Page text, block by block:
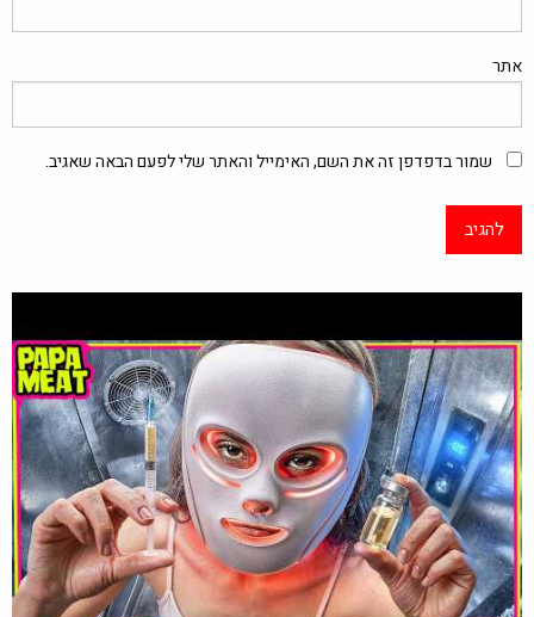
אתר
שמור בדפדפן זה את השם, האימייל והאתר שלי לפעם הבאה שאגיב.